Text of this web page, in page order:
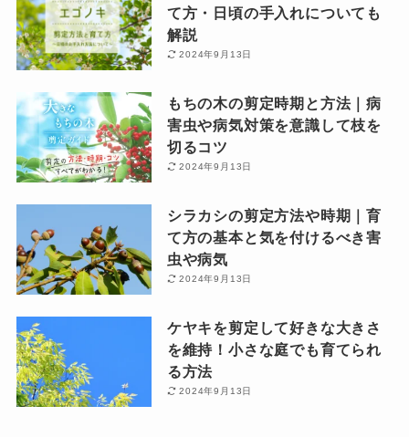
て方・日頃の手入れについても
解説
2024年9月13日
もちの木の剪定時期と方法｜病
害虫や病気対策を意識して枝を
切るコツ
2024年9月13日
シラカシの剪定方法や時期｜育
て方の基本と気を付けるべき害
虫や病気
2024年9月13日
ケヤキを剪定して好きな大きさ
を維持！小さな庭でも育てられ
る方法
2024年9月13日